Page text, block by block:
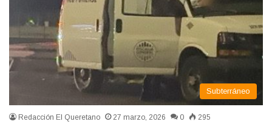
Subterráneo
Redacción El Queretano 27 marzo, 2026 0 295